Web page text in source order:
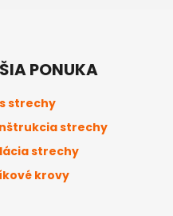
PONUKA
strechy
strechy
strechy
krovy